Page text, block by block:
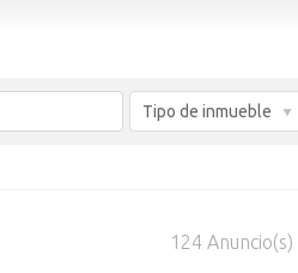
Tipo de inmueble
124Anuncio(s)